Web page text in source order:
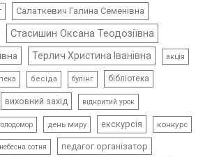
Салаткевич Галина Семенівна
Стасишин Оксана Теодозіївна
Терлич Христина Іванівна акція
бесіда булінг бібліотека
виховний захід відкритий урок
день миру екскурсія конкурс
небесна сотня педагог організатор